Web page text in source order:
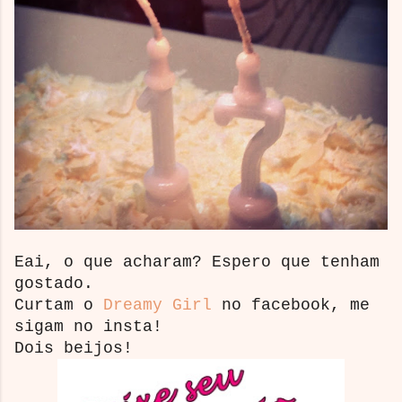
Eai, o que acharam? Espero que tenham
gostado.
Curtam o Dreamy Girl no facebook, me
sigam no insta!
Dois beijos!